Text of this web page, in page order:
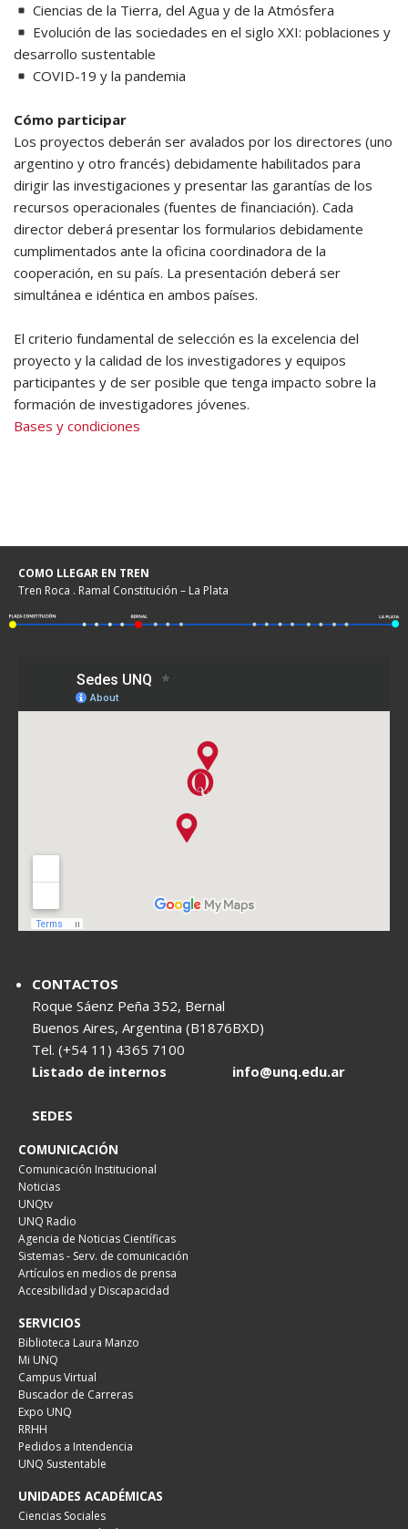
Ciencias de la Tierra, del Agua y de la Atmósfera
Evolución de las sociedades en el siglo XXI: poblaciones y
desarrollo sustentable
COVID-19 y la pandemia
Cómo participar
Los proyectos deberán ser avalados por los directores (uno
argentino y otro francés) debidamente habilitados para
dirigir las investigaciones y presentar las garantías de los
recursos operacionales (fuentes de financiación). Cada
director deberá presentar los formularios debidamente
cumplimentados ante la oficina coordinadora de la
cooperación, en su país. La presentación deberá ser
simultánea e idéntica en ambos países.
El criterio fundamental de selección es la excelencia del
proyecto y la calidad de los investigadores y equipos
participantes y de ser posible que tenga impacto sobre la
formación de investigadores jóvenes.
Bases y condiciones
COMO LLEGAR EN TREN
Tren Roca . Ramal Constitución – La Plata
CONTACTOS
Roque Sáenz Peña 352, Bernal
Buenos Aires, Argentina (B1876BXD)
Tel. (+54 11) 4365 7100
Listado de internos
info@unq.edu.ar
SEDES
COMUNICACIÓN
Comunicación Institucional
Noticias
UNQtv
UNQ Radio
Agencia de Noticias Científicas
Sistemas - Serv. de comunicación
Artículos en medios de prensa
Accesibilidad y Discapacidad
SERVICIOS
Biblioteca Laura Manzo
Mi UNQ
Campus Virtual
Buscador de Carreras
Expo UNQ
RRHH
Pedidos a Intendencia
UNQ Sustentable
UNIDADES ACADÉMICAS
Ciencias Sociales